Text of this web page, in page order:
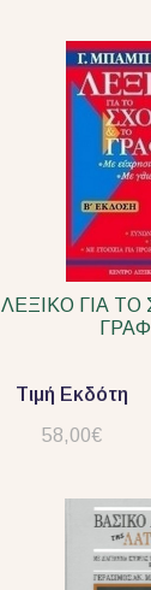
ΛΕΞΙΚΟ ΓΙΑ ΤΟ
Τιμή Εκδότη
58,00€